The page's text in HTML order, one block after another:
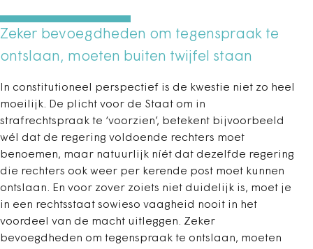
Zeker bevoegdheden om tegenspraak te
ontslaan, moeten buiten twijfel staan
In constitutioneel perspectief is de kwestie niet zo heel
moeilijk. De plicht voor de Staat om in
strafrechtspraak te ‘voorzien’, betekent bijvoorbeeld
wél dat de regering voldoende rechters moet
benoemen, maar natuurlijk níét dat dezelfde regering
die rechters ook weer per kerende post moet kunnen
ontslaan. En voor zover zoiets niet duidelijk is, moet je
in een rechtsstaat sowieso vaagheid nooit in het
voordeel van de macht uitleggen. Zeker
bevoegdheden om tegenspraak te ontslaan, moeten